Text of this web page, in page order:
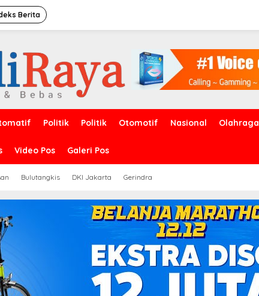
Berita
Politik Politik Otomotif Nasional Olahraga
Video Pos Galeri Pos
Bulutangkis DKI Jakarta Gerindra